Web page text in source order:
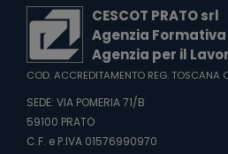
CESCOT PRATO srl
Agenzia Formativa
Agenzia per il
COD. ACCREDITAMENTO REG. TOSCANA
SEDE: VIA POMERIA 71/B
59100 PRATO
C.F. e P.IVA 01576990970